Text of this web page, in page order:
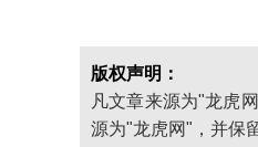
版权声明：
凡文章来源为"龙虎
源为"龙虎网"，并保